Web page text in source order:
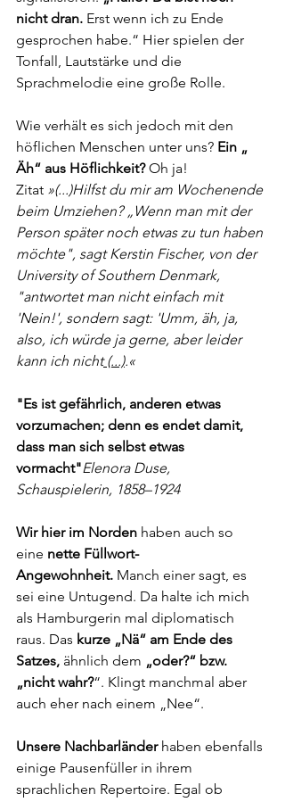
nicht dran. Erst wenn ich zu Ende
gesprochen habe.“ Hier spielen der
Tonfall, Lautstärke und die
Sprachmelodie eine große Rolle.
Wie verhält es sich jedoch mit den
höflichen Menschen unter uns? Ein „
Äh“ aus Höflichkeit? Oh ja!
Zitat »(...)Hilfst du mir am Wochenende
beim Umziehen? „Wenn man mit der
Person später noch etwas zu tun haben
möchte", sagt Kerstin Fischer, von der
University of Southern Denmark,
"antwortet man nicht einfach mit
'Nein!', sondern sagt: 'Umm, äh, ja,
also, ich würde ja gerne, aber leider
kann ich nicht (...).«
"Es ist gefährlich, anderen etwas
vorzumachen; denn es endet damit,
dass man sich selbst etwas
vormacht"Elenora Duse,
Schauspielerin, 1858–1924
Wir hier im Norden haben auch so
eine nette Füllwort-
Angewohnheit. Manch einer sagt, es
sei eine Untugend. Da halte ich mich
als Hamburgerin mal diplomatisch
raus. Das kurze „Nä“ am Ende des
Satzes, ähnlich dem „oder?“ bzw.
„nicht wahr?“. Klingt manchmal aber
auch eher nach einem „Nee“.
Unsere Nachbarländer haben ebenfalls
einige Pausenfüller in ihrem
sprachlichen Repertoire. Egal ob